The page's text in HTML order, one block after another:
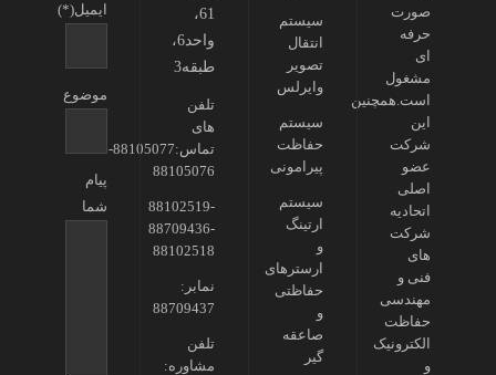
ایمیل(*)
موضوع
پیام
شما
61،
واحد6،
طبقه3
تلفن
های
تماس:88105077-
88105076
88102519-
88709436-
88102518
نمابر:
88709437
تلفن
مشاوره:
سیستم
انتقال
تصویر
وایرلس
سیستم
حفاظت
پیرامونی
سیستم
ارتینگ
و
ارسترهای
حفاظتی
و
صاعقه
گیر
صورت
حرفه
ای
مشغول
است.همچنین
این
شرکت
عضو
اصلی
اتحادیه
شرکت
های
فنی و
مهندسی
حفاظت
الکترونیک
و